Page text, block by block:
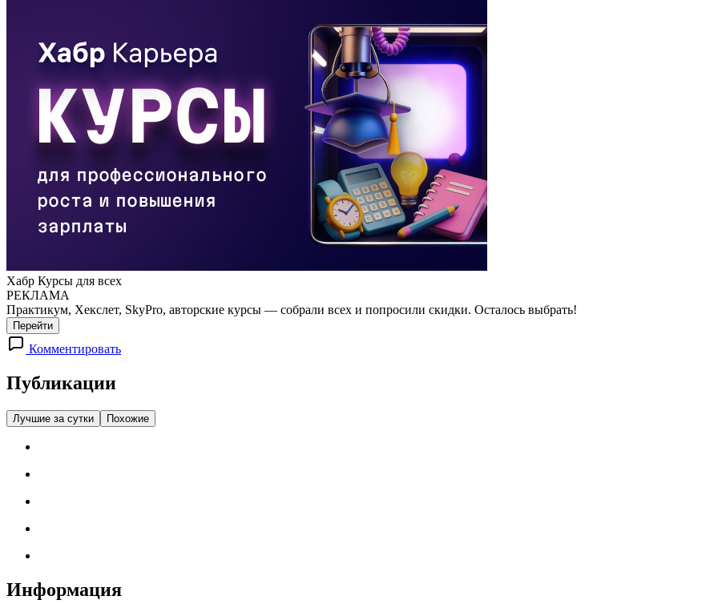
Хабр Курсы для всех
РЕКЛАМА
Практикум, Хекслет, SkyPro, авторские курсы — собрали всех и попросили скидки. Осталось выбрать!
Перейти
Комментировать
Публикации
Лучшие за сутки Похожие
Информация